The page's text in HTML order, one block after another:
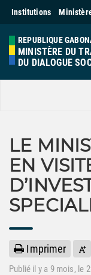
Institutions
REPUBLIQUE
MINISTÈRE DU
DU DIALOGUE
LE
EN
Imprimer
Publié il y a 9 mois, le